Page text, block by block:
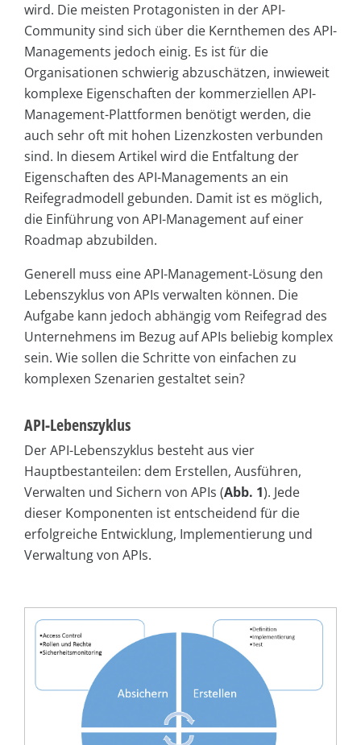
wird. Die meisten Protagonisten in der API-
Community sind sich über die Kernthemen des API-
Managements jedoch einig. Es ist für die
Organisationen schwierig abzuschätzen, inwieweit
komplexe Eigenschaften der kommerziellen API-
Management-Plattformen benötigt werden, die
auch sehr oft mit hohen Lizenzkosten verbunden
sind. In diesem Artikel wird die Entfaltung der
Eigenschaften des API-Managements an ein
Reifegradmodell gebunden. Damit ist es möglich,
die Einführung von API-Management auf einer
Roadmap abzubilden.
Generell muss eine API-Management-Lösung den
Lebenszyklus von APIs verwalten können. Die
Aufgabe kann jedoch abhängig vom Reifegrad des
Unternehmens im Bezug auf APIs beliebig komplex
sein. Wie sollen die Schritte von einfachen zu
komplexen Szenarien gestaltet sein?
API-Lebenszyklus
Der API-Lebenszyklus besteht aus vier
Hauptbestanteilen: dem Erstellen, Ausführen,
Verwalten und Sichern von APIs (Abb. 1). Jede
dieser Komponenten ist entscheidend für die
erfolgreiche Entwicklung, Implementierung und
Verwaltung von APIs.